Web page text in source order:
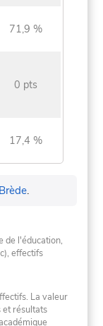
71,9 %
0 pts
17,4 %
.
de l'éducation,
effectifs
La valeur
et résultats